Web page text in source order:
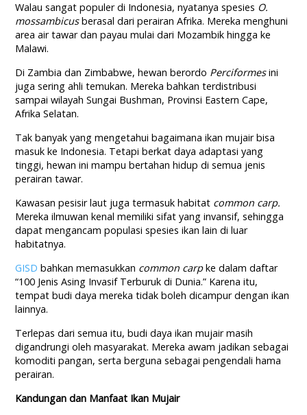
Walau sangat populer di Indonesia, nyatanya spesies O.
mossambicusberasal dari perairan Afrika. Mereka menghuni
area air tawar dan payau mulai dari Mozambik hingga ke
Malawi.
Di Zambia dan Zimbabwe, hewan berordo Perciformesini
juga sering ahli temukan. Mereka bahkan terdistribusi
sampai wilayah Sungai Bushman, Provinsi Eastern Cape,
Afrika Selatan.
Tak banyak yang mengetahui bagaimana ikan mujair bisa
masuk ke Indonesia. Tetapi berkat daya adaptasi yang
tinggi, hewan ini mampu bertahan hidup di semua jenis
perairan tawar.
Kawasan pesisir laut juga termasuk habitat common carp.
Mereka ilmuwan kenal memiliki sifat yang invansif, sehingga
dapat mengancam populasi spesies ikan lain di luar
habitatnya.
GISD bahkan memasukkan common carpke dalam daftar
“100 Jenis Asing Invasif Terburuk di Dunia.” Karena itu,
tempat budi daya mereka tidak boleh dicampur dengan ikan
lainnya.
Terlepas dari semua itu, budi daya ikan mujair masih
digandrungi oleh masyarakat. Mereka awam jadikan sebagai
komoditi pangan, serta berguna sebagai pengendali hama
perairan.
Kandungan dan Manfaat Ikan Mujair